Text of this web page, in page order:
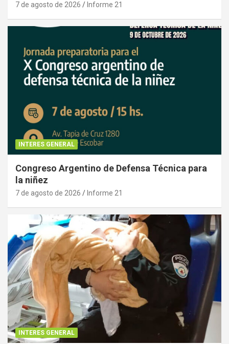
7 de agosto de 2026 Informe 21
INTERES GENERAL
Congreso Argentino de Defensa Técnica para
la niñez
7 de agosto de 2026 Informe 21
INTERES GENERAL